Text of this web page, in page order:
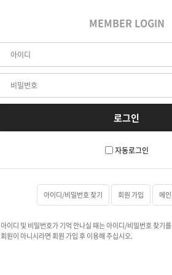
MEMBER LOGIN
자동로그인
아이디/비밀번호 찾기 회원 가입 메
아이디 및 비밀번호가 기억 안나실 때는 아이디/비밀번호 찾기
회원이 아니시라면 회원 가입 후 이용해 주십시오.